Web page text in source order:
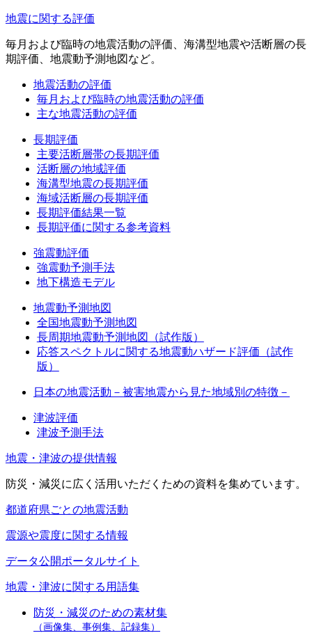
地震に関する評価
毎月および臨時の地震活動の評価、海溝型地震や活断層の長
期評価、地震動予測地図など。
地震活動の評価
毎月および臨時の地震活動の評価
主な地震活動の評価
長期評価
主要活断層帯の長期評価
活断層の地域評価
海溝型地震の長期評価
海域活断層の長期評価
長期評価結果一覧
長期評価に関する参考資料
強震動評価
強震動予測手法
地下構造モデル
地震動予測地図
全国地震動予測地図
長周期地震動予測地図（試作版）
応答スペクトルに関する地震動ハザード評価（試作
版）
日本の地震活動－被害地震から見た地域別の特徴－
津波評価
津波予測手法
地震・津波の提供情報
防災・減災に広く活用いただくための資料を集めています。
都道府県ごとの地震活動
震源や震度に関する情報
データ公開ポータルサイト
地震・津波に関する用語集
防災・減災のための素材集
（画像集、事例集、記録集）